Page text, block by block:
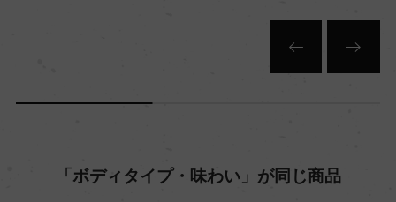
「ボディタイプ・味わい」が同じ商品